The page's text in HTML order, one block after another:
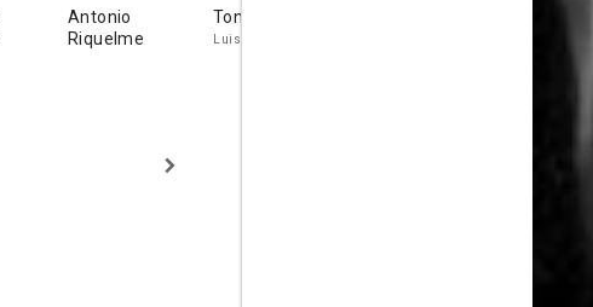
Antonio
Riquelme
Tony Leblanc
Luis